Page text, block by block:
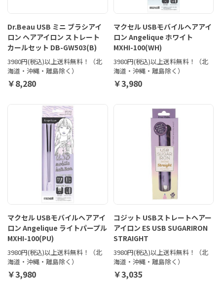
Dr.Beau USB ミニ ブラシアイ
ロン ヘアアイロン ストレート
カールセット DB-GW503(B)
3980円(税込)以上送料無料！（北
海道・沖縄・離島除く）
￥8,280
マクセル USBモバイルヘアアイ
ロン Angelique ホワイト
MXHI-100(WH)
3980円(税込)以上送料無料！（北
海道・沖縄・離島除く）
￥3,980
マクセル USBモバイルヘアアイ
ロン Angelique ライトパープル
MXHI-100(PU)
3980円(税込)以上送料無料！（北
海道・沖縄・離島除く）
￥3,980
コジット USBストレートヘアー
アイロン ES USB SUGARIRON
STRAIGHT
3980円(税込)以上送料無料！（北
海道・沖縄・離島除く）
￥3,035